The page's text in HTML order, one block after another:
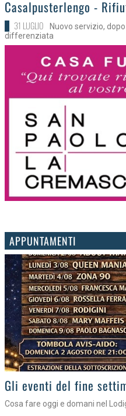
Casalpusterlengo -
31 LUGLIO
Nuovo servizio,
differenziata
APPUNTAMENTI
Gli appuntamenti fino a
Cosa fare nel Lodigiano